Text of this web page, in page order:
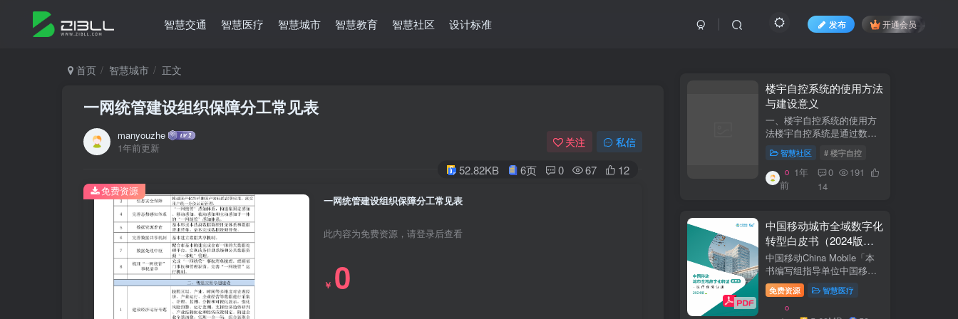
智慧交通 智慧医疗 智慧城市 智慧教育 智慧社区 设计标准 发布 开通会员
首页 智慧城市 正文
一网统管建设组织保障分工常见表
manyouzhe
1年前更新
关注 私信
52.82KB 6页 0 67 12
一网统管建设组织保障分工常见表
此内容为免费资源，请登录后查看
￥ 0
免费资源
​​楼宇自控系统的使用方法
与建设意义​
一、楼宇自控系统的使用方
法​​楼宇自控系统是通过数字
化、自动化技术对建筑内机
电设备（如暖通空调、照
明、电梯、给排水等）进行
集中监控、管理和优化运行
智慧社区 # 楼宇自控
1年
前
0
191
14
中国移动城市全域数字化
转型白皮书（2024版）-
医疗保障分册
中国移动China Mobile「本
书编写组指导单位中国移动
集团公司政企事业部编写单
位中移系统集成有限公司主
编李双佶、丁静、杨勇、赵
免费资源 智慧医疗